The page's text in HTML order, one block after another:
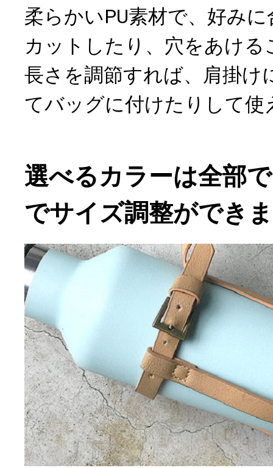
柔らかいPU素材で、好み
カットしたり、穴をあけ
長さを調節すれば、肩掛け
てバッグに付けたりして使
選べるカラーは全部
でサイズ調整ができ